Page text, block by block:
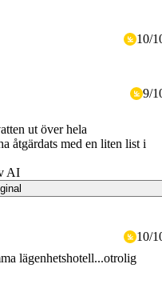
10/
9/
ut över hela
åtgärdats med en liten list i
AI
10/
lägenhetshotell...otrolig